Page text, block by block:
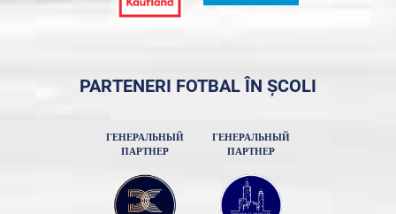
PARTENERI FOTBAL ÎN ȘCOLI
ГЕНЕРАЛЬНЫЙ
ПАРТНЕР
ГЕНЕРАЛЬНЫЙ
ПАРТНЕР